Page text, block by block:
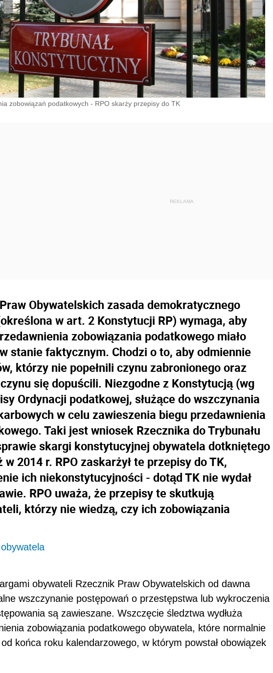
zobowiązań podatkowych - RPO skarży przepisy do TK
Obywatelskich zasada demokratycznego
w art. 2 Konstytucji RP) wymaga, aby
zobowiązania podatkowego miało
stanie faktycznym. Chodzi o to, aby odmiennie
którzy nie popełnili czynu zabronionego oraz
się dopuścili. Niezgodne z Konstytucją (wg
Ordynacji podatkowej, służące do wszczynania
w celu zawieszenia biegu przedawnienia
Taki jest wniosek Rzecznika do Trybunału
skargi konstytucyjnej obywatela dotkniętego
2014 r. RPO zaskarżył te przepisy do TK,
ich niekonstytucyjności - dotąd TK nie wydał
RPO uważa, że przepisy te skutkują
którzy nie wiedzą, czy ich zobowiązania
obywateli Rzecznik Praw Obywatelskich od dawna
wszczynanie postępowań o przestępstwa lub wykroczenia
są zawieszane. Wszczęcie śledztwa wydłuża
zobowiązania podatkowego obywatela, które normalnie
końca roku kalendarzowego, w którym powstał obowiązek